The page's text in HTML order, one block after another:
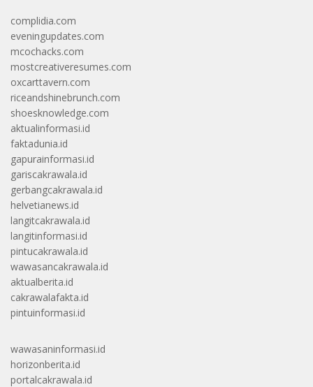
complidia.com
eveningupdates.com
mcochacks.com
mostcreativeresumes.com
oxcarttavern.com
riceandshinebrunch.com
shoesknowledge.com
aktualinformasi.id
faktadunia.id
gapurainformasi.id
gariscakrawala.id
gerbangcakrawala.id
helvetianews.id
langitcakrawala.id
langitinformasi.id
pintucakrawala.id
wawasancakrawala.id
aktualberita.id
cakrawalafakta.id
pintuinformasi.id
wawasaninformasi.id
horizonberita.id
portalcakrawala.id